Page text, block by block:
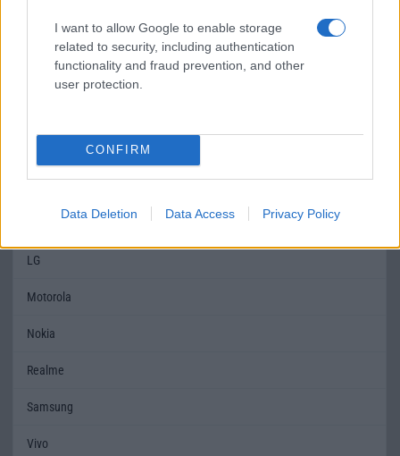
I want to allow Google to enable storage
related to security, including authentication
functionality and fraud prevention, and other
user protection.
CONFIRM
Data Deletion Data Access Privacy Policy
Limited Edition Nincs Nincs
1,26 1,00
Huawei
LG
Motorola
Nokia
Realme
Samsung
Vivo